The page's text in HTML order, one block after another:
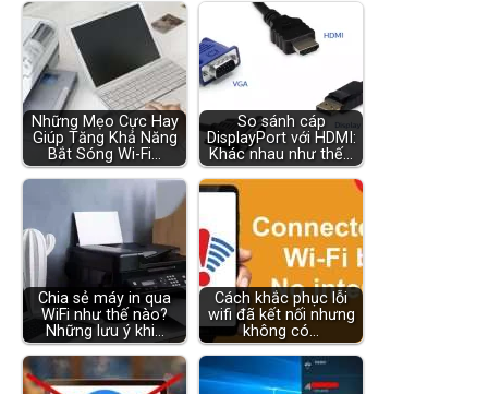
Những Mẹo Cực Hay
Giúp Tăng Khả Năng
Bắt Sóng Wi-Fi…
So sánh cáp
DisplayPort với HDMI:
Khác nhau như thế…
Chia sẻ máy in qua
WiFi như thế nào?
Những lưu ý khi…
Cách khắc phục lỗi
wifi đã kết nối nhưng
không có…